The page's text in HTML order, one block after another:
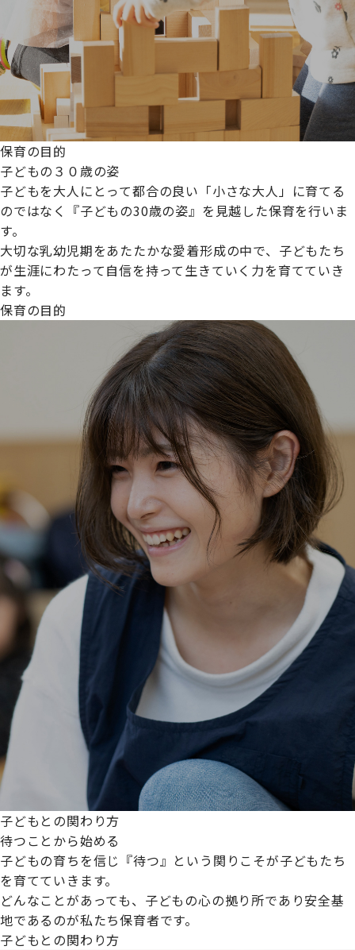
プライムスターほいくえんグループは女性が安心して働き
続けられる環境づくりに取り組んでおり、厚生労働省の
【えるぼし認定(☆☆)】
保育の目的
子どもの３０歳の姿
子どもを大人にとって都合の良い「小さな大人」に育てる
のではなく『子どもの30歳の姿』を見越した保育を行いま
す。
大切な乳幼児期をあたたかな愛着形成の中で、子どもたち
が生涯にわたって自信を持って生きていく力を育てていき
ます。
保育の目的
子どもとの関わり方
待つことから始める
子どもの育ちを信じ『待つ』という関りこそが子どもたち
を育てていきます。
どんなことがあっても、子どもの心の拠り所であり安全基
地であるのが私たち保育者です。
子どもとの関わり方